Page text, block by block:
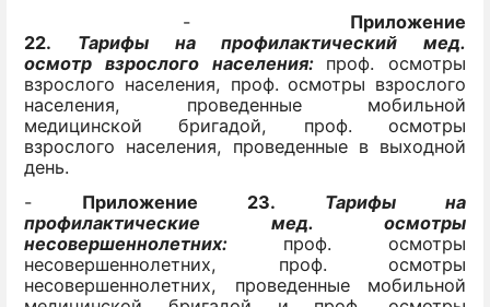
-
Приложение
22. Тарифы на
профилактический мед.
осмотр взрослого населения:
проф. осмотры
взрослого населения, проф. осмотры взрослого
населения, проведенные мобильной
медицинской бригадой, проф. осмотры
взрослого населения, проведенные в выходной
день.
-
Приложение 23.
Тарифы на
профилактические мед. осмотры
несовершеннолетних:
проф. осмотры
несовершеннолетних, проф. осмотры
несовершеннолетних, проведенные мобильной